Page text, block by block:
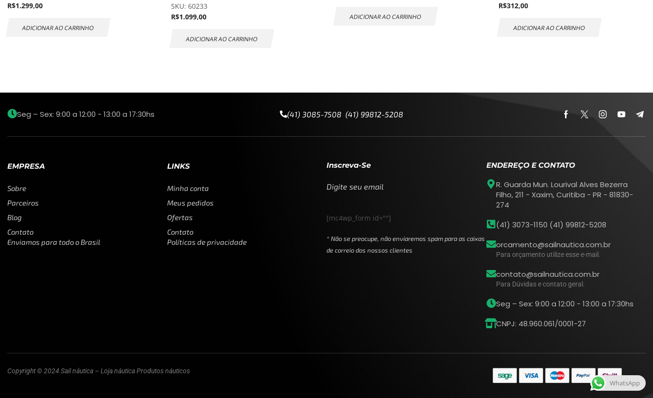
R$1.299,00
ADICIONAR AO CARRINHO
SKU: 60233
R$1.099,00
ADICIONAR AO CARRINHO
ADICIONAR AO CARRINHO
R$312,00
ADICIONAR AO CARRINHO
Seg – Sex: 9:00 a 12:00 - 13:00 a 17:30hs (41) 3085-7508 (41) 99812-5208
EMPRESA
Sobre
Parceiros
Blog
Contato
Enviamos para todo o Brasil
LINKS
Minha conta
Meus pedidos
Ofertas
Contato
Políticas de privacidade
Inscreva-Se
Digite seu email
[mc4wp_form id=""]
* Não se preocupe, não enviaremos spam para as caixas
de correio dos nossos clientes
ENDEREÇO E CONTATO
R. Guarda Mun. Lourival Alves Bezerra
Filho, 211 - Xaxim, Curitiba - PR - 81830-
274
(41) 3073-1150 (41) 99812-5208
orcamento@sailnautica.com.br
Para orçamento utilize esse e-mail.
contato@sailnautica.com.br
Para Dúvidas e contato geral.
Seg – Sex: 9:00 a 12:00 - 13:00 a 17:30hs
CNPJ: 48.960.061/0001-27
Copyright © 2024 Sail náutica – Loja náutica Produtos náuticos
WhatsApp